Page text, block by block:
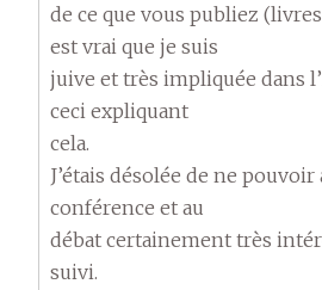
de ce que vous publiez
est vrai que je suis
juive et très impliquée dans
ceci expliquant
cela.
J’étais désolée de ne
conférence et au
débat certainement très
suivi.